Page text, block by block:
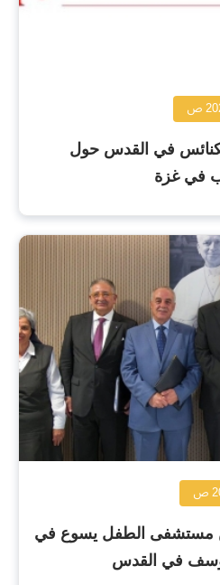
في القدس حول
في غزة
مستشفى الطفل يسوع في
في القدس